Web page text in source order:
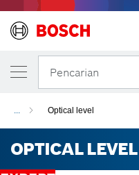
Pencarian
Optical level
OPTICAL LEVEL